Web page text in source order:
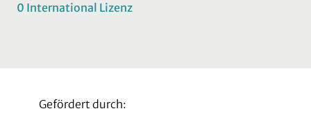
0 International Lizenz
Gefördert durch: